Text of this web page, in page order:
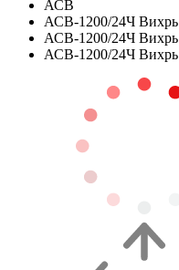
АСВ
АСВ-1200/24Ч Вихрь
АСВ-1200/24Ч Вихрь
АСВ-1200/24Ч Вихрь